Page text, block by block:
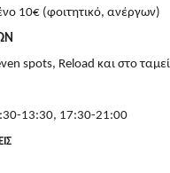
10€ (φοιτητικό, ανέργων)
spots, Reload και στο
13:30, 17:30-21:00